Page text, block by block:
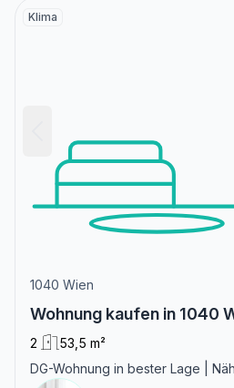
Klima
1040 Wien
Wohnung kaufen in 1040
2
53,5 m²
DG-Wohnung in bester Lage |